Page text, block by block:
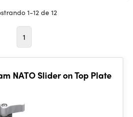
1-12 de 12
1
NATO Slider on Top Plate